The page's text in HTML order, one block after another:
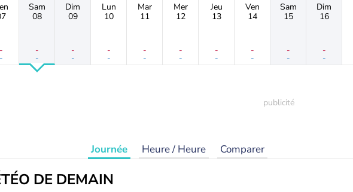
-
-
Sam
08
-
-
Dim
09
-
-
Lun
10
-
-
Mar
11
-
-
Mer
12
-
-
Jeu
13
-
-
Ven
14
-
-
Sam
15
-
-
Dim
16
-
-
Journée Heure / Heure Comparer
DE DEMAIN